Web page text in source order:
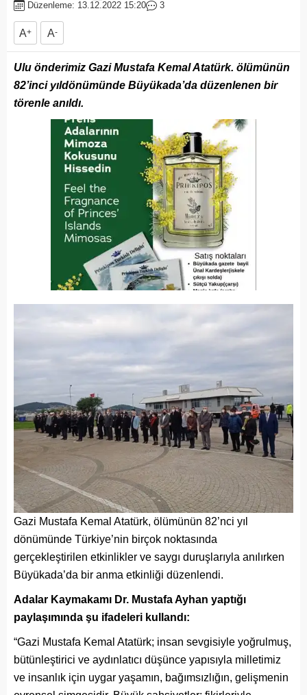
Düzenleme: 13.12.2022 15:20
3
A+ A-
Ulu önderimiz Gazi Mustafa Kemal Atatürk. ölümünün
82’inci yıldönümünde Büyükada’da düzenlenen bir
törenle anıldı.
Gazi Mustafa Kemal Atatürk, ölümünün 82’nci yıl
dönümünde Türkiye’nin birçok noktasında
gerçekleştirilen etkinlikler ve saygı duruşlarıyla anılırken
Büyükada’da bir anma etkinliği düzenlendi.
Adalar Kaymakamı Dr. Mustafa Ayhan yaptığı
paylaşımında şu ifadeleri kullandı:
“Gazi Mustafa Kemal Atatürk; insan sevgisiyle yoğrulmuş,
bütünleştirici ve aydınlatıcı düşünce yapısıyla milletimiz
ve insanlık için uygar yaşamın, bağımsızlığın, gelişmenin